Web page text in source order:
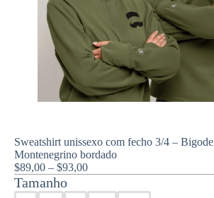
Sweatshirt unissexo com fecho 3/4 – Bigode
Montenegrino bordado
$89,00 – $93,00Price
$89,00
Tamanho